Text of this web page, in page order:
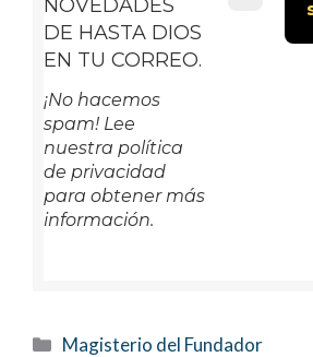
NOVEDADES
DE HASTA DIOS
EN TU CORREO.
¡No hacemos
spam! Lee
nuestra política
de privacidad
para obtener más
información.
Categorías
Magisterio del Fundador